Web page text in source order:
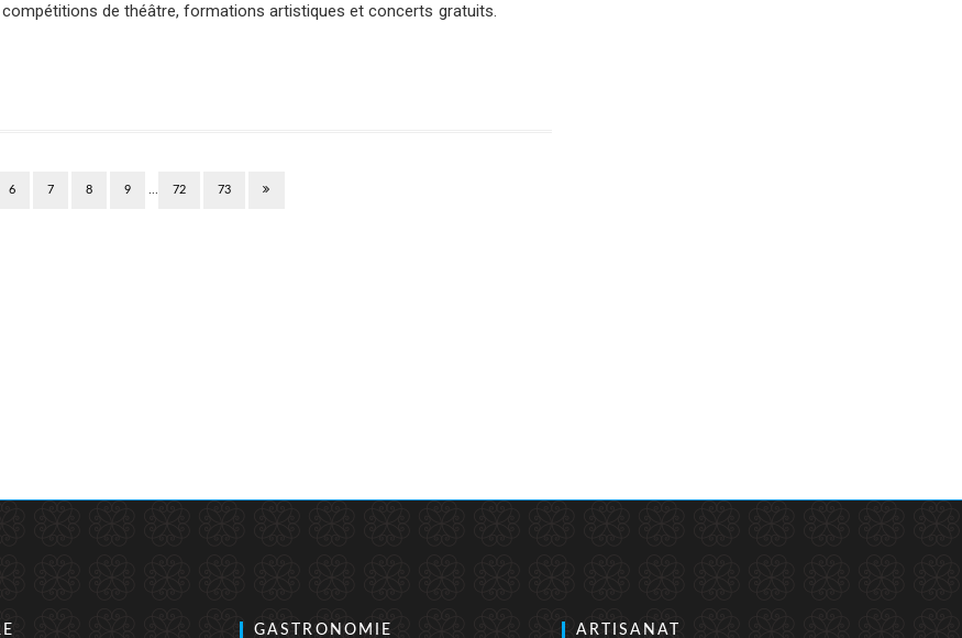
de théâtre, formations artistiques et concerts gratuits.
6 7 8 9 … 72 73
GASTRONOMIE ARTISANAT